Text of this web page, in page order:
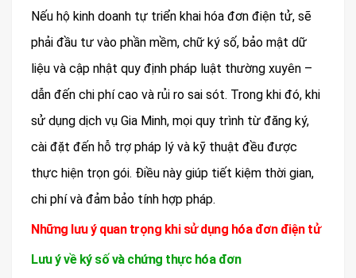
Nếu hộ kinh doanh tự triển khai hóa đơn điện tử, sẽ
phải đầu tư vào phần mềm, chữ ký số, bảo mật dữ
liệu và cập nhật quy định pháp luật thường xuyên –
dẫn đến chi phí cao và rủi ro sai sót. Trong khi đó, khi
sử dụng dịch vụ Gia Minh, mọi quy trình từ đăng ký,
cài đặt đến hỗ trợ pháp lý và kỹ thuật đều được
thực hiện trọn gói. Điều này giúp tiết kiệm thời gian,
chi phí và đảm bảo tính hợp pháp.
Những lưu ý quan trọng khi sử dụng hóa đơn điện tử
Lưu ý về ký số và chứng thực hóa đơn